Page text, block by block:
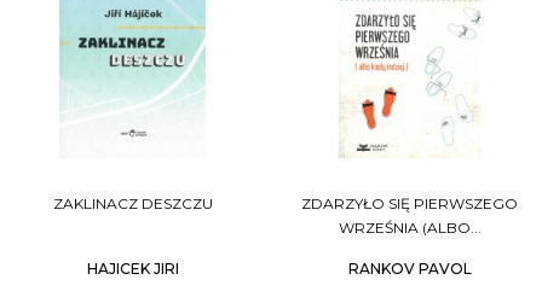
ZAKLINACZ DESZCZU
HAJICEK JIRI
ZDARZYŁO SIĘ PIERWSZEGO
WRZEŚNIA (ALBO...
RANKOV PAVOL